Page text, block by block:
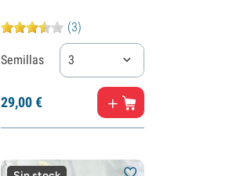
(3)
Semillas 3
29,00€